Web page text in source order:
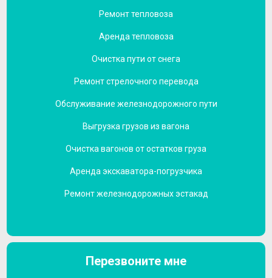
Ремонт тепловоза
Аренда тепловоза
Очистка пути от снега
Ремонт стрелочного перевода
Обслуживание железнодорожного пути
Выгрузка грузов из вагона
Очистка вагонов от остатков груза
Аренда экскаватора-погрузчика
Ремонт железнодорожных эстакад
Перезвоните мне